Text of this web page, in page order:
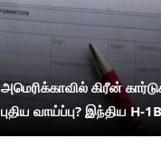
அமெரிக்காவில் கிரீன்
புதிய வாய்ப்பு? இந்திய H-1B
விசாதாரர்களுக்கு நம்பிக்கை